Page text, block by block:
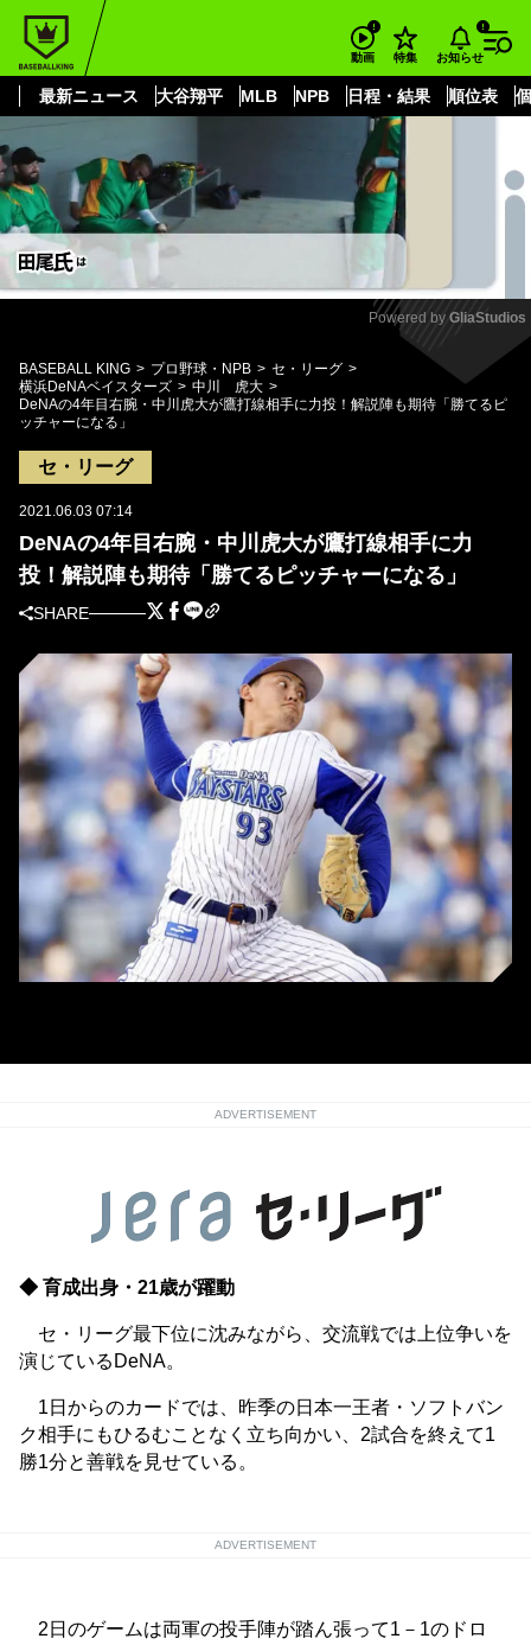
動画 特集 お知らせ
最新ニュース 大谷翔平 MLB NPB 日程・結果 順位表
もっと見る
Mute
Powered by GliaStudios
BASEBALL KING プロ野球・NPB
セ・リーグ
横浜DeNAベイスターズ
中川 虎大
DeNAの4年目右腕・中川虎大が鷹打線相手に力投！解説陣も期待「勝てるピ
ッチャーになる」
セ・リーグ
2021.06.03 07:14
DeNAの4年目右腕・中川虎大が鷹打線相手に力
投！解説陣も期待「勝てるピッチャーになる」
SHARE
ADVERTISEMENT
◆ 育成出身・21歳が躍動
セ・リーグ最下位に沈みながら、交流戦では上位争いを
演じているDeNA。
1日からのカードでは、昨季の日本一王者・ソフトバン
ク相手にもひるむことなく立ち向かい、2試合を終えて1
勝1分と善戦を見せている。
ADVERTISEMENT
2日のゲームは両軍の投手陣が踏ん張って1－1のドロ